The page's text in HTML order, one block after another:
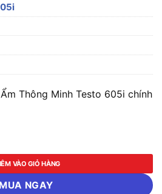
Thông Minh Testo 605i chính
Minh Testo 605i số lượng
VÀO GIỎ HÀNG
MUA NGAY